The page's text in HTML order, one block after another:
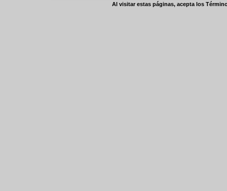
Al visitar estas páginas, acepta los